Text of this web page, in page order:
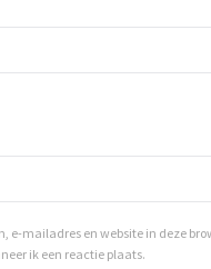
e-mailadres en website in deze
ik een reactie plaats.